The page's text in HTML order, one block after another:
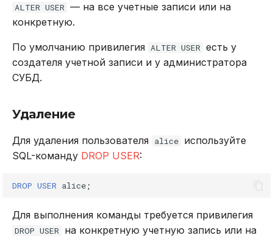
ALTER USER — на все учетные записи или на
конкретную.
По умолчанию привилегия ALTER USER есть у
создателя учетной записи и у администратора
СУБД.
Удаление
Для удаления пользователя alice используйте
SQL-команду DROP USER:
DROP USER alice;
Для выполнения команды требуется привилегия
DROP USER на конкретную учетную запись или на